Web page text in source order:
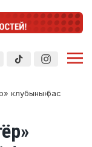
клубының бас